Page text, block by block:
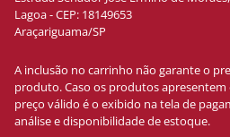
Lagoa - CEP: 18149653
Araçariguama/SP
A inclusão no carrinho não garante o
produto. Caso os produtos apresentem
preço válido é o exibido na tela de
análise e disponibilidade de estoque.